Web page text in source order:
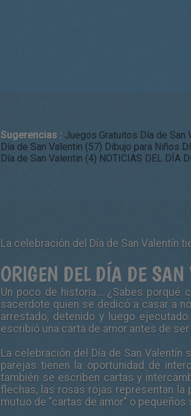
Sugerencias : Juegos Gratuitos Día de San
Día de San Valentin (57) Dibujo para Niños
Día de San Valentin (4) NOTICIAS DEL DÍA
La celebración del Día de San Valentín
ORIGEN DEL DÍA DE SAN
Un poco de historia... ¿Sabes porqué
sacerdote quien se dedicó a casar a
arrestado, detenido y luego
escribió una carta de amor antes de
La celebración del Día de San
parejas tienen la oportunidad de
también se escriben cartas y
flechas, las rosas rojas representan la
mutuo de "cartas de amor" o pequeños